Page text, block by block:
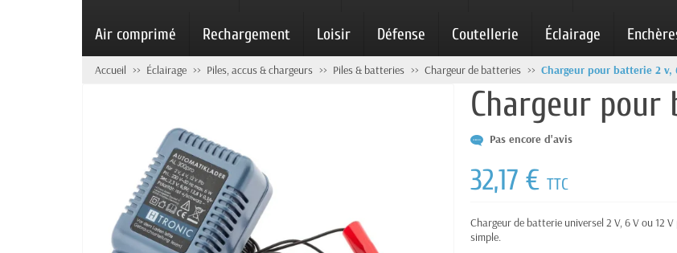
Air comprimé Rechargement Loisir Défense Coutellerie Éclairage
Accueil Éclairage Piles, accus & chargeurs Piles & batteries Chargeur de batteries Chargeur pour batterie 2 v,
Chargeur pour
Pas encore d'avis
32,17 €TTC
Chargeur de batterie universel 2 V, 6 V ou 12
simple.